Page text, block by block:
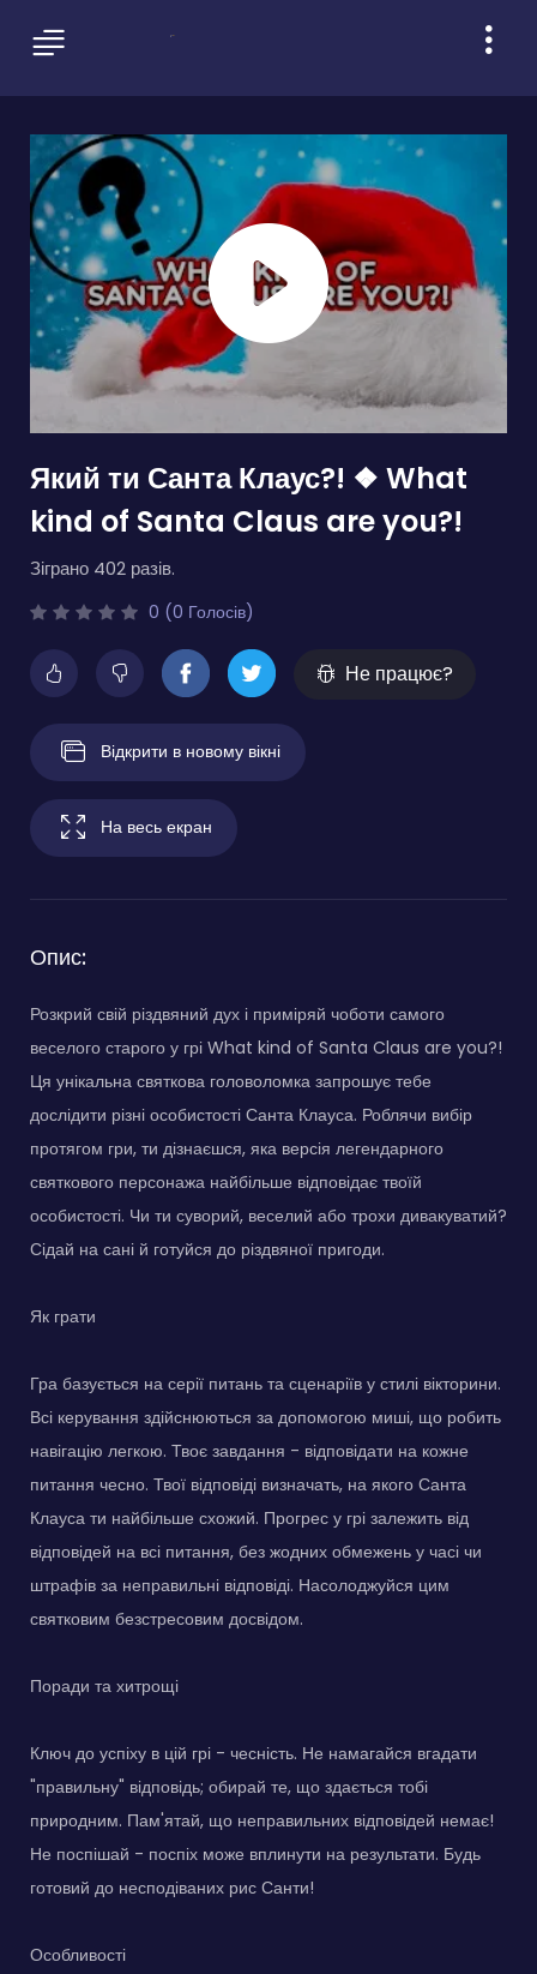
Який ти Санта Клаус?! ❖ What
kind of Santa Claus are you?!
Зіграно 402 разів.
0 (0 Голосів)
Не працює?
Відкрити в новому вікні
На весь екран
Опис:
Розкрий свій різдвяний дух і приміряй чоботи самого
веселого старого у грі What kind of Santa Claus are you?!
Ця унікальна святкова головоломка запрошує тебе
дослідити різні особистості Санта Клауса. Роблячи вибір
протягом гри, ти дізнаєшся, яка версія легендарного
святкового персонажа найбільше відповідає твоїй
особистості. Чи ти суворий, веселий або трохи дивакуватий?
Сідай на сані й готуйся до різдвяної пригоди.
Як грати
Гра базується на серії питань та сценаріїв у стилі вікторини.
Всі керування здійснюються за допомогою миші, що робить
навігацію легкою. Твоє завдання - відповідати на кожне
питання чесно. Твої відповіді визначать, на якого Санта
Клауса ти найбільше схожий. Прогрес у грі залежить від
відповідей на всі питання, без жодних обмежень у часі чи
штрафів за неправильні відповіді. Насолоджуйся цим
святковим безстресовим досвідом.
Поради та хитрощі
Ключ до успіху в цій грі - чесність. Не намагайся вгадати
"правильну" відповідь; обирай те, що здається тобі
природним. Пам'ятай, що неправильних відповідей немає!
Не поспішай - поспіх може вплинути на результати. Будь
готовий до несподіваних рис Санти!
Особливості